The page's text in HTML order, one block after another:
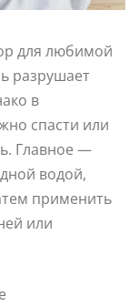
для любимой
разрушает
в
спасти или
Главное —
водой,
применить
или